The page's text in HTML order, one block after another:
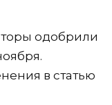
одобрили
в статью